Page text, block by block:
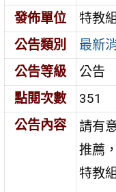
發佈單位
特教組
公告類別
最新
公告等級
公告
點閱次數
351
公告內容
請有
推薦
特教